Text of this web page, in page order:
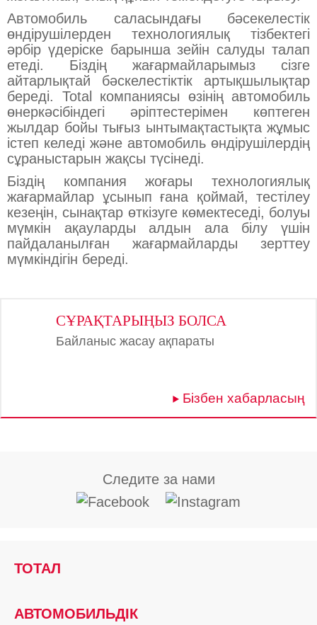
Автомобиль саласындағы бәсекелестік
өндірушілерден технологиялық тізбектегі
әрбір үдеріске барынша зейін салуды талап
етеді. Біздің жағармайларымыз сізге
айтарлықтай бәскелестіктік артықшылықтар
береді. Total компаниясы өзінің автомобиль
өнеркәсібіндегі әріптестерімен көптеген
жылдар бойы тығыз ынтымақтастықта жұмыс
істеп келеді және автомобиль өндірушілердің
сұраныстарын жақсы түсінеді.
Біздің компания жоғары технологиялық
жағармайлар ұсынып ғана қоймай, тестілеу
кезеңін, сынақтар өткізуге көмектеседі, болуы
мүмкін ақауларды алдын ала білу үшін
пайдаланылған жағармайларды зерттеу
мүмкіндігін береді.
СҰРАҚТАРЫҢЫЗ БОЛСА
Байланыс жасау ақпараты
Бізбен хабарласың
Следите за нами
ТОТАЛ
АВТОМОБИЛЬДІК